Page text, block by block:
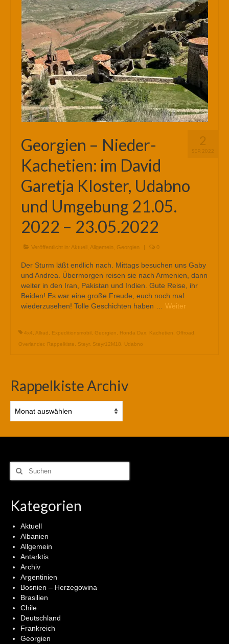
2
SEP. 2022
Georgien – Nieder-
Kachetien: im David
Garetja Kloster, Udabno
und Umgebung 21.05.
2022 – 23.05.2022
Veröffentlicht in: Aktuell Allgemein Georgien | 0
Der Sturm läßt endlich nach. Mittags besuchen uns Gaby
und Andrea. Übermorgen reisen sie nach Armenien, dann
weiter in den Iran, Pakistan und Indien. Gute Reise, ihr
Beiden! Es war eine große Freude, euch noch mal
wiederzusehen! Tolle Geschichten haben … Weiter
4x4 Allrad Expeditionsmobil Georgien Honda Dax Kachetien Offroad
Overlander, Rappelkiste Steyr, Steyr12M18 Udabno
Rappelkiste Archiv
Archiv
Suchen
nach:
Kategorien
Aktuell
Albanien
Allgemein
Antarktis
Archiv
Argentinien
Bosnien – Herzegowina
Brasilien
Chile
Deutschland
Frankreich
Georgien